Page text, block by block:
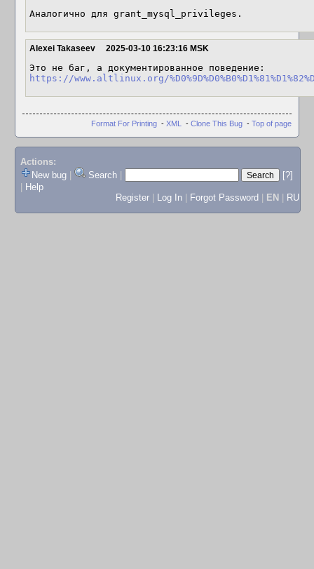
Аналогично для grant_mysql_privileges.
Alexei Takaseev 2025-03-10 16:23:16 MSK
https://www.altlinux.org/
Format For Printing - XML - Clone This Bug - Top of page
Actions:
New bug
Search
[?]
Help
Register
Log In Forgot Password EN RU